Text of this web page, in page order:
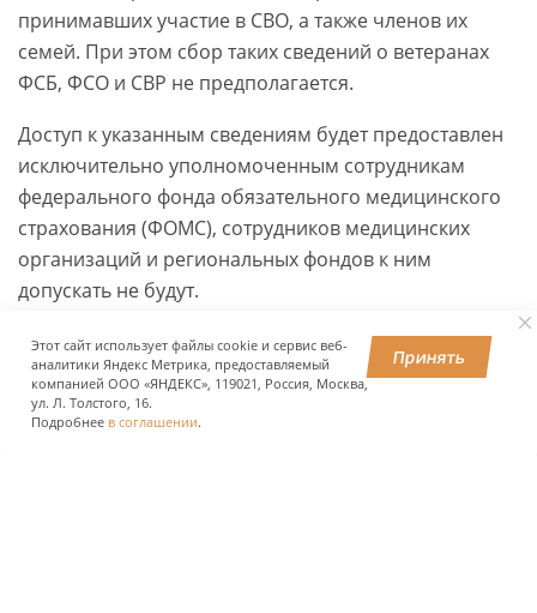
принимавших участие в СВО, а также членов их
семей. При этом сбор таких сведений о ветеранах
ФСБ, ФСО и СВР не предполагается.
Доступ к указанным сведениям будет предоставлен
исключительно уполномоченным сотрудникам
федерального фонда обязательного медицинского
страхования (ФОМС), сотрудников медицинских
организаций и региональных фондов к ним
допускать не будут.
ПОДЕЛИТЬСЯ
Этот сайт использует файлы cookie и сервис веб-
аналитики Яндекс Метрика, предоставляемый
компанией ООО «ЯНДЕКС», 119021, Россия, Москва,
ул. Л. Толстого, 16.
Подробнее в соглашении.
Принять